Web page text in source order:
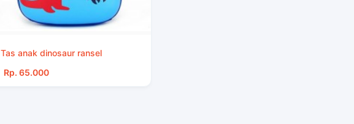
Tas anak dinosaur ransel
Rp. 65.000